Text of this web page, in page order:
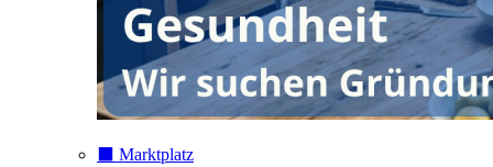
⬛️ Marktplatz